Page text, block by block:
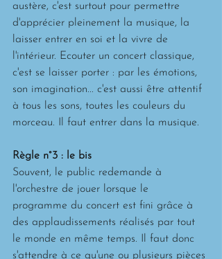
austère, c'est surtout pour permettre
d'apprécier pleinement la musique, la
laisser entrer en soi et la vivre de
l'intérieur. Ecouter un concert classique,
c'est se laisser porter : par les émotions,
son imagination... c'est aussi être attentif
à tous les sons, toutes les couleurs du
morceau. Il faut entrer dans la musique.
Règle n°3 : le bis
Souvent, le public redemande à
l'orchestre de jouer lorsque le
programme du concert est fini grâce à
des applaudissements réalisés par tout
le monde en même temps. Il faut donc
s'attendre à ce qu'une ou plusieurs pièces